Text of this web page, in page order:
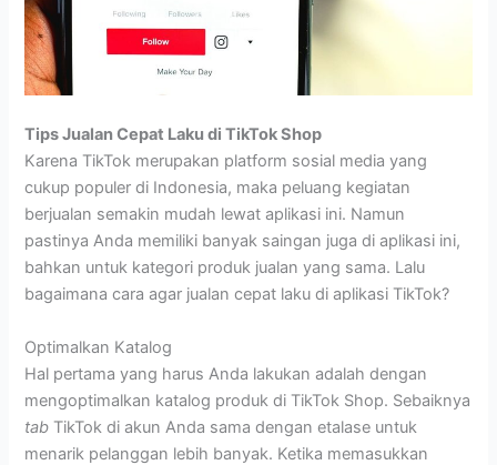
Tips Jualan Cepat Laku di TikTok Shop
Karena TikTok merupakan platform sosial media yang
cukup populer di Indonesia, maka peluang kegiatan
berjualan semakin mudah lewat aplikasi ini. Namun
pastinya Anda memiliki banyak saingan juga di aplikasi ini,
bahkan untuk kategori produk jualan yang sama. Lalu
bagaimana cara agar jualan cepat laku di aplikasi TikTok?
Optimalkan Katalog
Hal pertama yang harus Anda lakukan adalah dengan
mengoptimalkan katalog produk di TikTok Shop. Sebaiknya
tab TikTok di akun Anda sama dengan etalase untuk
menarik pelanggan lebih banyak. Ketika memasukkan